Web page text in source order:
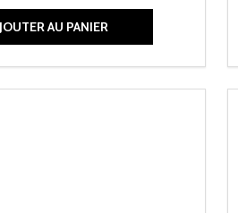
DE UNDEFINED
LA QUANTITÉ DE UNDEFINED
AU PANIER